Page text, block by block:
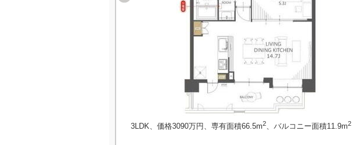
3LDK、価格3090万円、専有面積66.5m2、バルコニー面積11.9m2